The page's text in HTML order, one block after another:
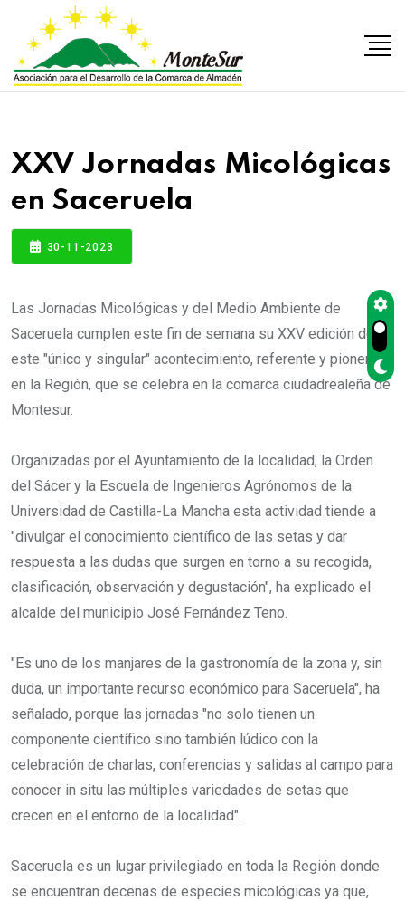
XXV Jornadas Micológicas
en Saceruela
30-11-2023
Las Jornadas Micológicas y del Medio Ambiente de
Saceruela cumplen este fin de semana su XXV edición de
este "único y singular" acontecimiento, referente y pionero
en la Región, que se celebra en la comarca ciudadrealeña de
Montesur.
Organizadas por el Ayuntamiento de la localidad, la Orden
del Sácer y la Escuela de Ingenieros Agrónomos de la
Universidad de Castilla-La Mancha esta actividad tiende a
"divulgar el conocimiento científico de las setas y dar
respuesta a las dudas que surgen en torno a su recogida,
clasificación, observación y degustación", ha explicado el
alcalde del municipio José Fernández Teno.
"Es uno de los manjares de la gastronomía de la zona y, sin
duda, un importante recurso económico para Saceruela", ha
señalado, porque las jornadas "no solo tienen un
componente científico sino también lúdico con la
celebración de charlas, conferencias y salidas al campo para
conocer in situ las múltiples variedades de setas que
crecen en el entorno de la localidad".
Saceruela es un lugar privilegiado en toda la Región donde
se encuentran decenas de especies micológicas ya que,